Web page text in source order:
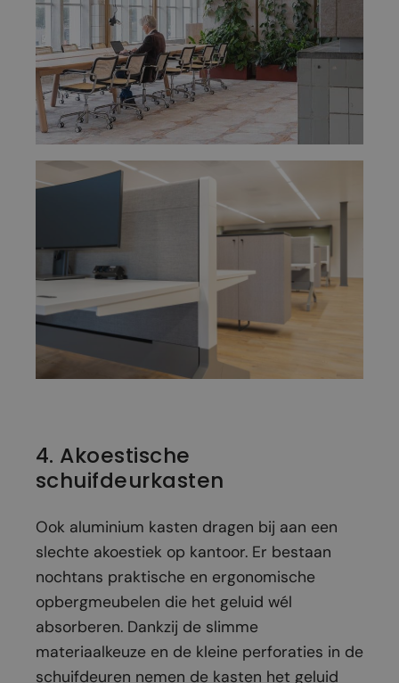
4. Akoestische
schuifdeurkasten
Ook aluminium kasten dragen bij aan een
slechte akoestiek op kantoor. Er bestaan
nochtans praktische en ergonomische
opbergmeubelen die het geluid wél
absorberen. Dankzij de slimme
materiaalkeuze en de kleine perforaties in de
schuifdeuren nemen de kasten het geluid